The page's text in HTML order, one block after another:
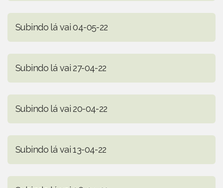
Subindo lá vai 04-05-22
Subindo lá vai 27-04-22
Subindo lá vai 20-04-22
Subindo lá vai 13-04-22